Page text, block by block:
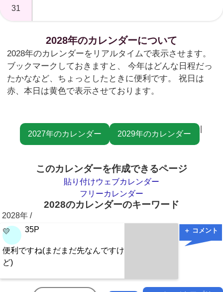
31
2028年のカレンダーについて
2028年のカレンダーをリアルタイムで表示させます。
ブックマークしておきますと、 今年はどんな日程だっ
たかななど、ちょっとしたときに便利です。 祝日は
赤、本日は黄色で表示させております。
2027年のカレンダー 2029年のカレンダー
このカレンダーを作成できるページ
貼り付けウェブカレンダー
フリーカレンダー
2028のカレンダーのキーワード
2028年 /
＋ コメント
💛 35P
便利ですね(まだまだ先なんですけ
ど)